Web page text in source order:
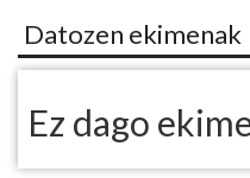
Datozen ekimenak
Ez dago